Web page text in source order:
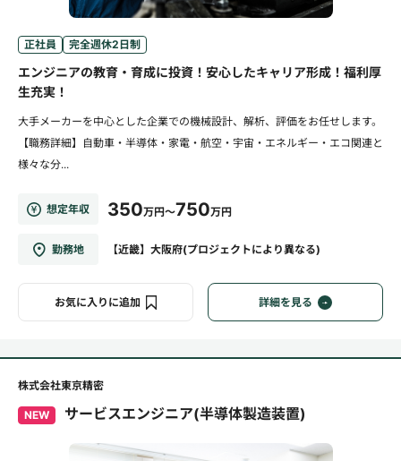
正社員 完全週休2日制
エンジニアの教育・育成に投資！安心したキャリア形成！福利厚
生充実！
大手メーカーを中心とした企業での機械設計、解析、評価をお任せします。
【職務詳細】自動車・半導体・家電・航空・宇宙・エネルギー・エコ関連と
様々な分...
想定年収 350万円～750万円
勤務地 【近畿】大阪府(プロジェクトにより異なる)
お気に入りに追加 詳細を見る
株式会社東京精密
NEW サービスエンジニア(半導体製造装置)